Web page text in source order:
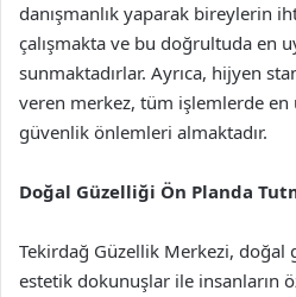
danışmanlık yaparak bireylerin
çalışmakta ve bu doğrultuda en
sunmaktadırlar. Ayrıca, hijyen
veren merkez, tüm işlemlerde
güvenlik önlemleri almaktadır.
Doğal Güzelliği Ön Planda
Tekirdağ Güzellik Merkezi,
estetik dokunuşlar ile insanların